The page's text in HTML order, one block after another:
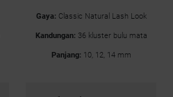
Gaya: Classic Natural Lash Look
Kandungan: 36 kluster bulu mata
Panjang: 10, 12, 14 mm